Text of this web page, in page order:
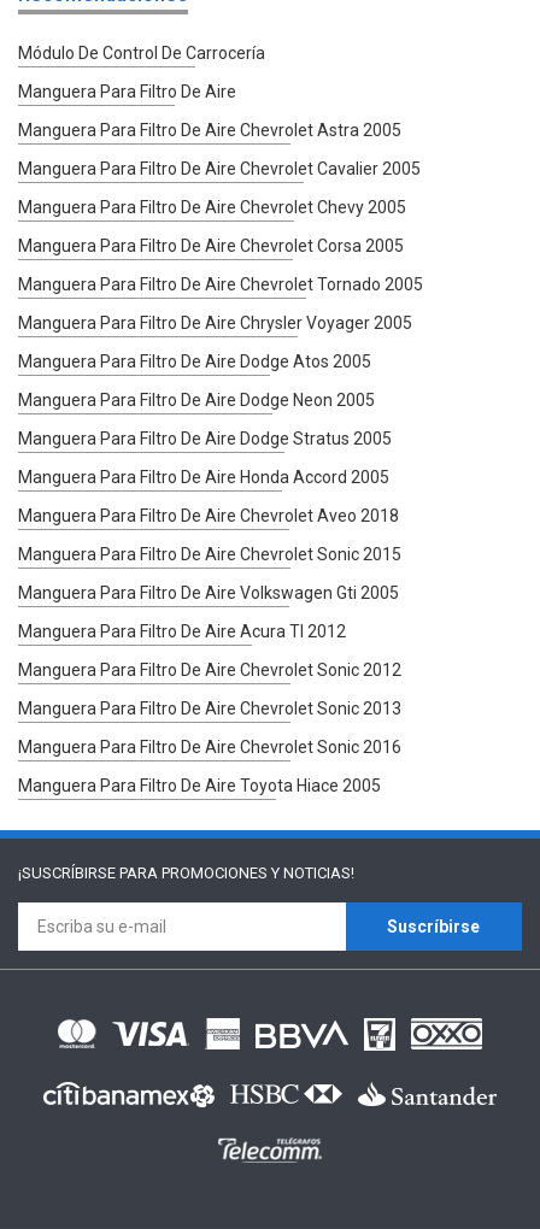
Módulo De Control De Carrocería
Manguera Para Filtro De Aire
Manguera Para Filtro De Aire Chevrolet Astra 2005
Manguera Para Filtro De Aire Chevrolet Cavalier 2005
Manguera Para Filtro De Aire Chevrolet Chevy 2005
Manguera Para Filtro De Aire Chevrolet Corsa 2005
Manguera Para Filtro De Aire Chevrolet Tornado 2005
Manguera Para Filtro De Aire Chrysler Voyager 2005
Manguera Para Filtro De Aire Dodge Atos 2005
Manguera Para Filtro De Aire Dodge Neon 2005
Manguera Para Filtro De Aire Dodge Stratus 2005
Manguera Para Filtro De Aire Honda Accord 2005
Manguera Para Filtro De Aire Chevrolet Aveo 2018
Manguera Para Filtro De Aire Chevrolet Sonic 2015
Manguera Para Filtro De Aire Volkswagen Gti 2005
Manguera Para Filtro De Aire Acura Tl 2012
Manguera Para Filtro De Aire Chevrolet Sonic 2012
Manguera Para Filtro De Aire Chevrolet Sonic 2013
Manguera Para Filtro De Aire Chevrolet Sonic 2016
Manguera Para Filtro De Aire Toyota Hiace 2005
¡SUSCRÍBIRSE PARA PROMOCIONES Y NOTICIAS!
Suscríbirse